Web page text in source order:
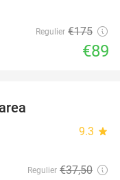
Regulier €175
€89
9.3 star
Regulier €37,50